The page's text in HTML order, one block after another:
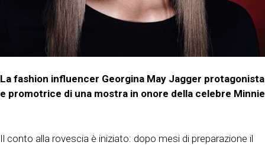
La fashion influencer Georgina May Jagger protagonista
e promotrice di una mostra in onore della celebre Minnie
Il conto alla rovescia è iniziato: dopo mesi di preparazione il